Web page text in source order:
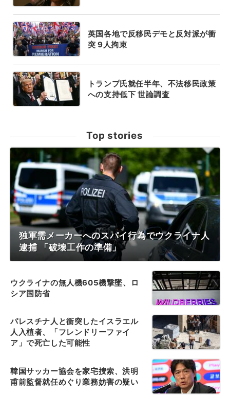
英国各地で反移民デモと反対派が衝
突 9人拘束
トランプ氏就任半年、不法移民政策
への支持低下 世論調査
Top stories
独軍需メーカーへのスパイ行為でウクライナ人
逮捕 「破壊工作の準備」
ウクライナの無人機605機撃墜、ロ
シア国防省
パレスチナ人と衝突したイスラエル
人入植者、「フレンドリーファイ
ア」で死亡した可能性
韓国サッカー協会を家宅捜索、洪明
甫前監督就任めぐり業務妨害の疑い